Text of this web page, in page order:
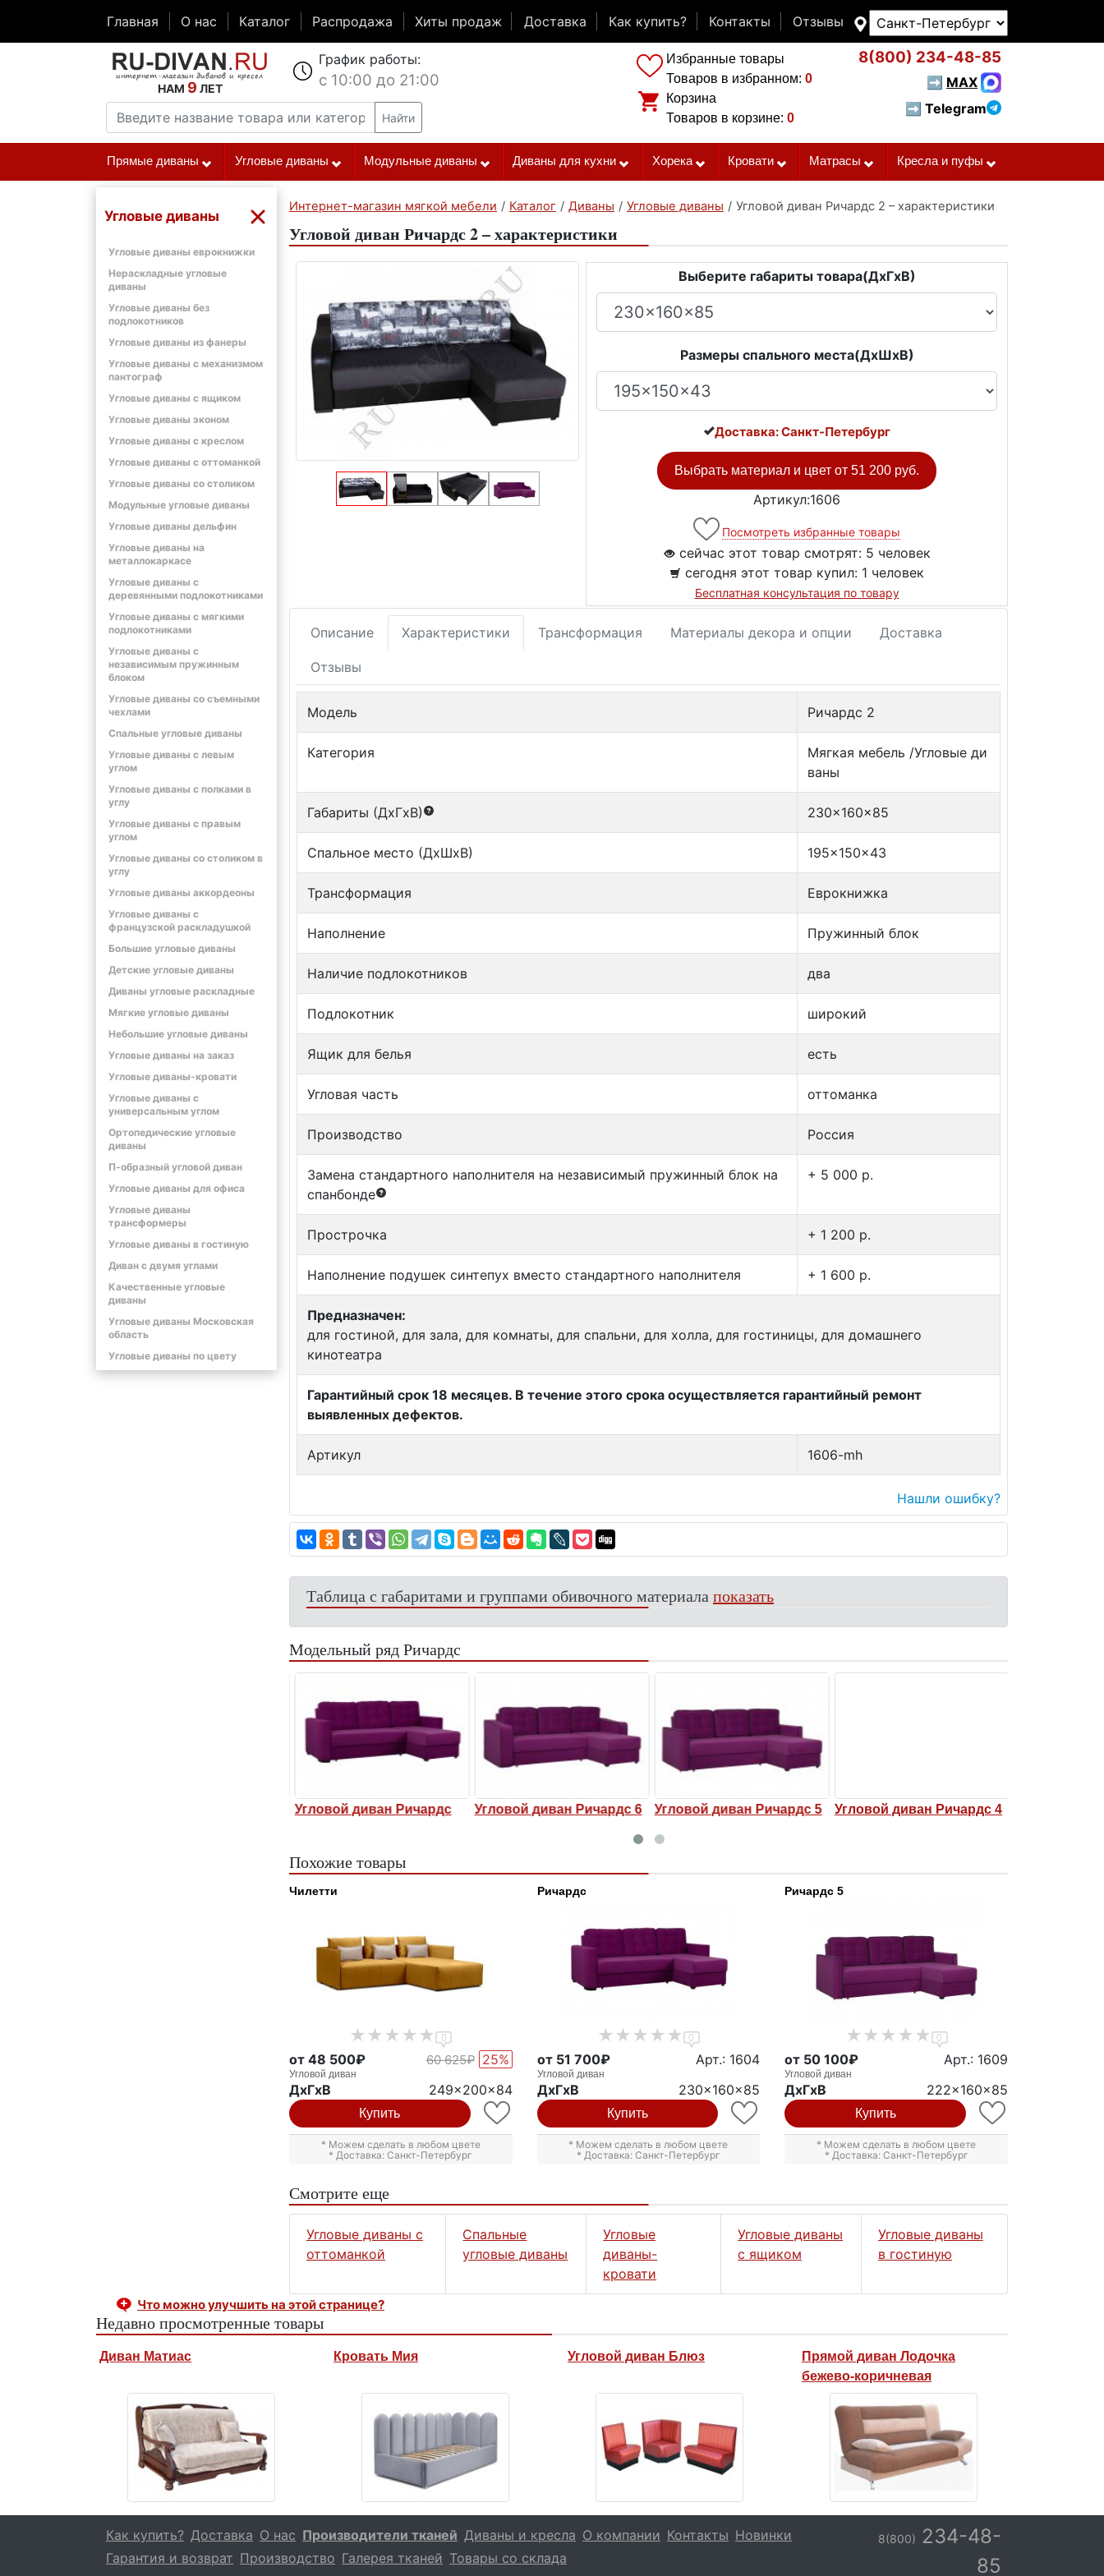
Главная О нас Каталог Распродажа Хиты продаж Доставка Как купить? Контакты Отзывы
НАМ 9 ЛЕТ
График работы:
с 10:00 до 21:00
Найти
Избранные товары
Товаров в избранном: 0
Корзина
Товаров в корзине: 0
8(800) 234-48-85
➡ MAX
➡ Telegram
Прямые диваны Угловые диваны Модульные диваны Диваны для кухни Хорека Кровати Матрасы Кресла и пуфы
Угловые диваны
Угловые диваны еврокнижки
Нераскладные угловые
диваны
Угловые диваны без
подлокотников
Угловые диваны из фанеры
Угловые диваны с механизмом
пантограф
Угловые диваны с ящиком
Угловые диваны эконом
Угловые диваны с креслом
Угловые диваны с оттоманкой
Угловые диваны со столиком
Модульные угловые диваны
Угловые диваны дельфин
Угловые диваны на
металлокаркасе
Угловые диваны с
деревянными подлокотниками
Угловые диваны с мягкими
подлокотниками
Угловые диваны с
независимым пружинным
блоком
Угловые диваны со съемными
чехлами
Спальные угловые диваны
Угловые диваны с левым
углом
Угловые диваны с полками в
углу
Угловые диваны с правым
углом
Угловые диваны со столиком в
углу
Угловые диваны аккордеоны
Угловые диваны с
французской раскладушкой
Большие угловые диваны
Детские угловые диваны
Диваны угловые раскладные
Мягкие угловые диваны
Небольшие угловые диваны
Угловые диваны на заказ
Угловые диваны-кровати
Угловые диваны с
универсальным углом
Ортопедические угловые
диваны
П-образный угловой диван
Угловые диваны для офиса
Угловые диваны
трансформеры
Угловые диваны в гостиную
Диван с двумя углами
Качественные угловые
диваны
Угловые диваны Московская
область
Угловые диваны по цвету
Интернет-магазин мягкой мебели / Каталог / Диваны / Угловые диваны / Угловой диван Ричардс 2 – характеристики
Угловой диван Ричардс 2 – характеристики
Выберите габариты товара(ДxГxВ)
Размеры спального места(ДxШxВ)
Доставка: Санкт-Петербург
Выбрать материал и цвет от 51 200 руб.
Артикул:1606
Посмотреть избранные товары
сейчас этот товар смотрят: 5 человек
сегодня этот товар купил: 1 человек
Бесплатная консультация по товару
Описание Характеристики Трансформация Материалы декора и опции Доставка
Отзывы
Модель Ричардс 2
Категория
Мягкая мебель /Угловые ди
ваны
Габариты (ДxГxВ) 230x160x85
Спальное место (ДxШxВ) 195x150x43
Трансформация Еврокнижка
Наполнение Пружинный блок
Наличие подлокотников два
Подлокотник широкий
Ящик для белья есть
Угловая часть оттоманка
Производство Россия
Замена стандартного наполнителя на независимый пружинный блок на
спанбонде
+ 5 000 p.
Прострочка + 1 200 p.
Наполнение подушек синтепух вместо стандартного наполнителя + 1 600 p.
Предназначен:
для гостиной, для зала, для комнаты, для спальни, для холла, для гостиницы, для домашнего
кинотеатра
Гарантийный срок 18 месяцев. В течение этого срока осуществляется гарантийный ремонт
выявленных дефектов.
Артикул 1606-mh
Нашли ошибку?
Таблица с габаритами и группами обивочного материалапоказать
Модельный ряд Ричардс
Угловой диван Ричардс Угловой диван Ричардс 6 Угловой диван Ричардс 5 Угловой диван Ричардс 4
Похожие товары
Чилетти
0
от 48 500₽ 60 625₽ 25%
Угловой диван
ДxГxВ 249x200x84
Купить
* Можем сделать в любом цвете
* Доставка: Санкт-Петербург
Ричардс
0
от 51 700₽ Арт.: 1604
Угловой диван
ДxГxВ 230x160x85
Купить
* Можем сделать в любом цвете
* Доставка: Санкт-Петербург
Ричардс 5
0
от 50 100₽ Арт.: 1609
Угловой диван
ДxГxВ 222x160x85
Купить
* Можем сделать в любом цвете
* Доставка: Санкт-Петербург
Смотрите еще
Угловые диваны с
оттоманкой
Спальные
угловые диваны
Угловые
диваны-
кровати
Угловые диваны
с ящиком
Угловые диваны
в гостиную
Что можно улучшить на этой странице?
Недавно просмотренные товары
Диван Матиас Кровать Мия Угловой диван Блюз
Прямой диван Лодочка
бежево-коричневая
Как купить? Доставка О нас Производители тканей Диваны и кресла О компании Контакты Новинки
Гарантия и возврат Производство Галерея тканей Товары со склада
8(800) 234-48-
85